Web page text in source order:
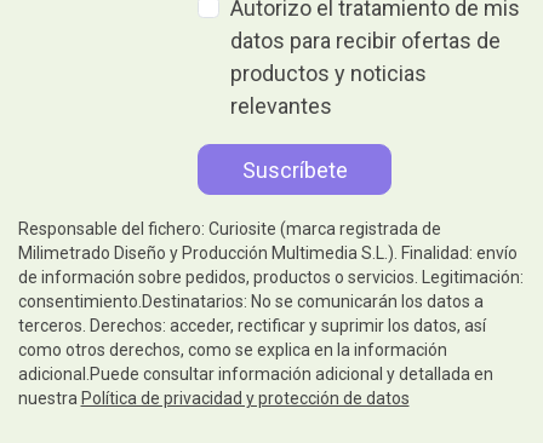
Autorizo el tratamiento de mis
datos para recibir ofertas de
productos y noticias
relevantes
Responsable del fichero: Curiosite (marca registrada de
Milimetrado Diseño y Producción Multimedia S.L.). Finalidad: envío
de información sobre pedidos, productos o servicios. Legitimación:
consentimiento.Destinatarios: No se comunicarán los datos a
terceros. Derechos: acceder, rectificar y suprimir los datos, así
como otros derechos, como se explica en la información
adicional.Puede consultar información adicional y detallada en
nuestra Política de privacidad y protección de datos